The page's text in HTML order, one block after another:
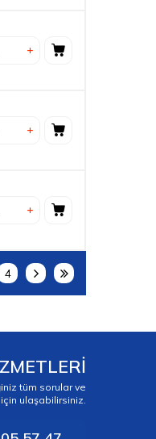
4
tüm sorular ve
ulaşabilirsiniz.